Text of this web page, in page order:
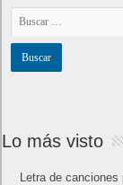
Lo más visto
Letra de